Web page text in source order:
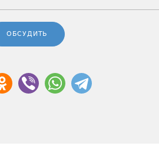
ОБСУДИТЬ